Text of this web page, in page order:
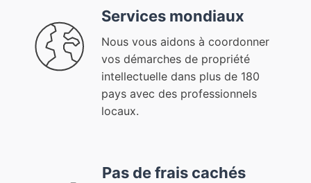
Services mondiaux
Nous vous aidons à coordonner
vos démarches de propriété
intellectuelle dans plus de 180
pays avec des professionnels
locaux.
Pas de frais cachés